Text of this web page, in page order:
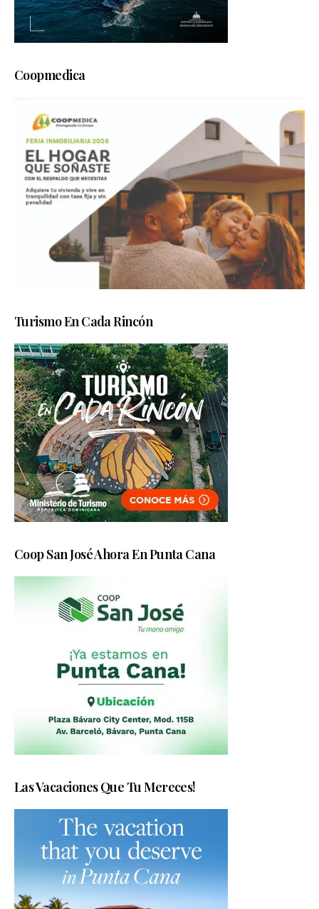
Coopmedica
Turismo En Cada Rincón
Coop San José Ahora En Punta Cana
Las Vacaciones Que Tu Mereces!